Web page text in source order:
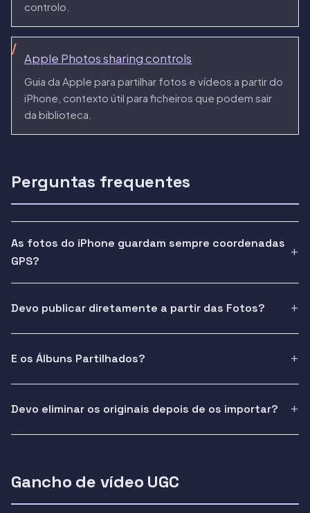
controlo.
Apple Photos sharing controls
Guia da Apple para partilhar fotos e vídeos a partir do
iPhone, contexto útil para ficheiros que podem sair
da biblioteca.
Perguntas frequentes
As fotos do iPhone guardam sempre coordenadas
GPS?
Devo publicar diretamente a partir das Fotos?
E os Álbuns Partilhados?
Devo eliminar os originais depois de os importar?
Gancho de vídeo UGC